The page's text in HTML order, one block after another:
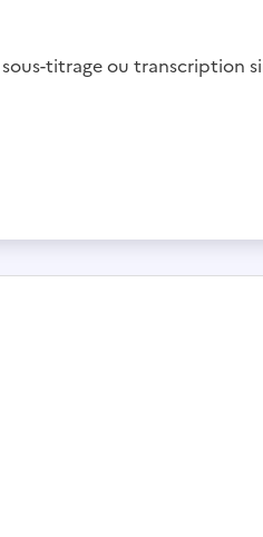
sous-titrage ou transcription